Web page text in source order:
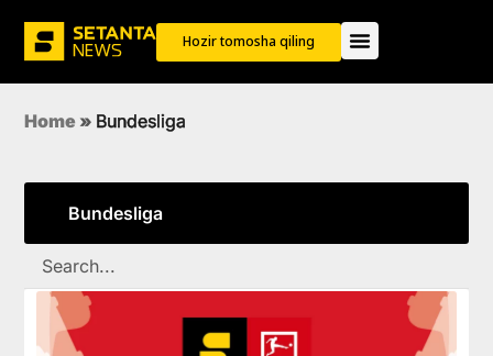
Hozir tomosha qiling
Home » Bundesliga
Bundesliga